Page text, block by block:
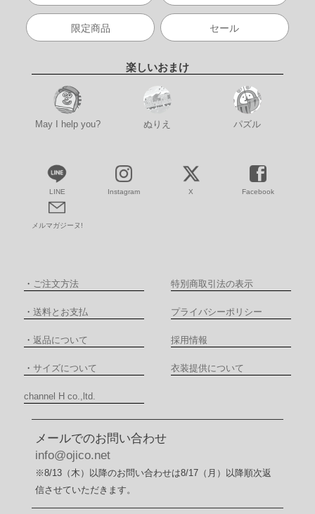
限定商品 セール
楽しいおまけ
May I help you? ぬりえ パズル
LINE Instagram X Facebook
メルマガジーヌ!
・ ご注文方法 特別商取引法の表示
・ 送料とお支払 プライバシーポリシー
・ 返品について 採用情報
・ サイズについて 衣装提供について
channel H co.,ltd.
メールでのお問い合わせ
info@ojico.net
※8/13（木）以降のお問い合わせは8/17（月）以降順次返
信させていただきます。